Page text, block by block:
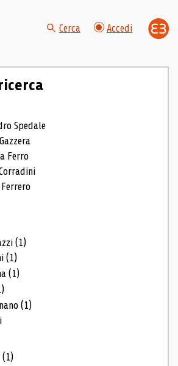
Cerca Accedi
Spedale
Ferro
(1)
(1)
(1)
(1)
(1)